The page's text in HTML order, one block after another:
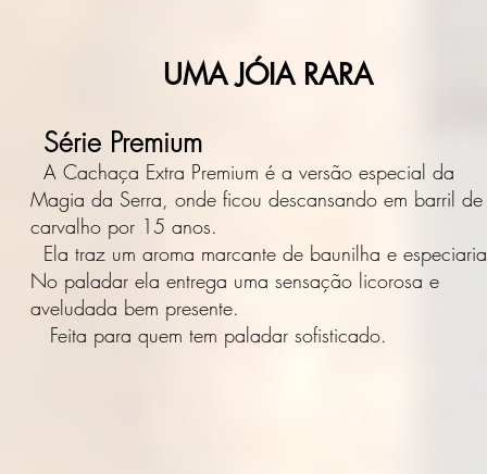
UMA JÓIA RARA
Série Premium
A Cachaça Extra Premium é a versão especial da
Magia da Serra, onde ficou descansando em barril de
carvalho por 15 anos.
Ela traz um aroma marcante de baunilha e
No paladar ela entrega uma sensação licorosa e
aveludada bem presente.
Feita para quem tem paladar sofisticado.